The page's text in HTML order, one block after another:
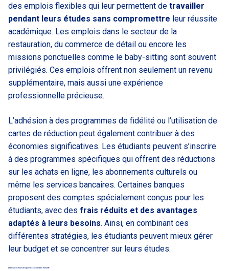
des emplois flexibles qui leur permettent de travailler
pendant leurs études sans compromettre leur réussite
académique. Les emplois dans le secteur de la
restauration, du commerce de détail ou encore les
missions ponctuelles comme le baby-sitting sont souvent
privilégiés. Ces emplois offrent non seulement un revenu
supplémentaire, mais aussi une expérience
professionnelle précieuse.
L’adhésion à des programmes de fidélité ou l’utilisation de
cartes de réduction peut également contribuer à des
économies significatives. Les étudiants peuvent s’inscrire
à des programmes spécifiques qui offrent des réductions
sur les achats en ligne, les abonnements culturels ou
même les services bancaires. Certaines banques
proposent des comptes spécialement conçus pour les
étudiants, avec des frais réduits et des avantages
adaptés à leurs besoins. Ainsi, en combinant ces
différentes stratégies, les étudiants peuvent mieux gérer
leur budget et se concentrer sur leurs études.
Les soutiens financiers pour les étudiants en mobilité